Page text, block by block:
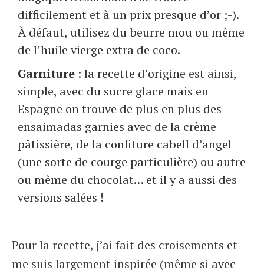
difficilement et à un prix presque d’or ;-).
À défaut, utilisez du beurre mou ou même
de l’huile vierge extra de coco.
Garniture : la recette d’origine est ainsi,
simple, avec du sucre glace mais en
Espagne on trouve de plus en plus des
ensaimadas garnies avec de la crème
pâtissière, de la confiture cabell d’angel
(une sorte de courge particulière) ou autre
ou même du chocolat… et il y a aussi des
versions salées !
Pour la recette, j’ai fait des croisements et
me suis largement inspirée (même si avec